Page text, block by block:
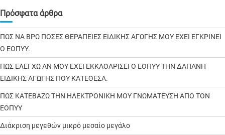
Πρόσφατα άρθρα
ΠΩΣ ΝΑ ΒΡΩ ΠΟΣΕΣ ΘΕΡΑΠΕΙΕΣ ΕΙΔΙΚΗΣ ΑΓΩΓΗΣ ΜΟΥ ΕΧΕΙ ΕΓΚΡΙΝΕΙ
Ο ΕΟΠΥΥ.
ΠΩΣ ΕΛΕΓΧΩ ΑΝ ΜΟΥ ΕΧΕΙ ΕΚΚΑΘΑΡΙΣΕΙ Ο ΕΟΠΥΥ ΤΗΝ ΔΑΠΑΝΗ
ΕΙΔΙΚΗΣ ΑΓΩΓΗΣ ΠΟΥ ΚΑΤΕΘΕΣΑ.
ΠΩΣ ΚΑΤΕΒΑΖΩ ΤΗΝ ΗΛΕΚΤΡΟΝΙΚΗ ΜΟΥ ΓΝΩΜΑΤΕΥΣΗ ΑΠΟ ΤΟΝ
ΕΟΠΥΥ
Διάκριση μεγεθών μικρό μεσαίο μεγάλο